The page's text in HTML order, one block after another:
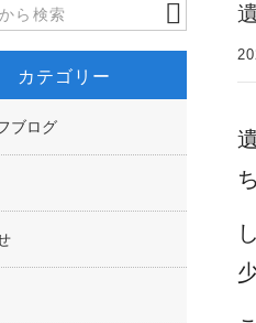
カテゴリー
ブログ